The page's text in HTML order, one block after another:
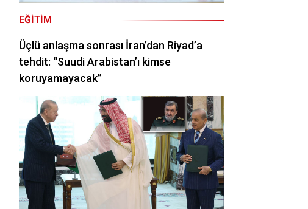
EĞITIM
Üçlü anlaşma sonrası İran’dan Riyad’a
tehdit: “Suudi Arabistan’ı kimse
koruyamayacak”